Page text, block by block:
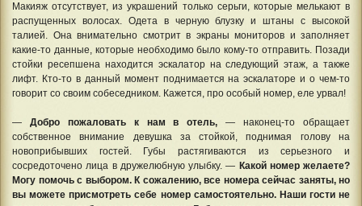
Макияж отсутствует, из украшений только серьги, которые мелькают в
распущенных волосах. Одета в черную блузку и штаны с высокой
талией. Она внимательно смотрит в экраны мониторов и заполняет
какие-то данные, которые необходимо было кому-то отправить. Позади
стойки ресепшена находится эскалатор на следующий этаж, а также
лифт. Кто-то в данный момент поднимается на эскалаторе и о чем-то
говорит со своим собеседником. Кажется, про особый номер, еле урвал!
— Добро пожаловать к нам в отель, — наконец-то обращает
собственное внимание девушка за стойкой, поднимая голову на
новоприбывших гостей. Губы растягиваются из серьезного и
сосредоточено лица в дружелюбную улыбку. — Какой номер желаете?
Могу помочь с выбором. К сожалению, все номера сейчас заняты, но
вы можете присмотреть себе номер самостоятельно. Наши гости не